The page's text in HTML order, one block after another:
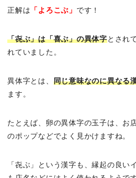
正解は 「よろこぶ」 です！
「㐂ぶ」は「喜ぶ」の異体字とされ
れていました。
異体字とは、 同じ意味なのに異なる
ます。
たとえば、卵の異体字の玉子は、お
のポップなどでよく見かけますね。
「㐂ぶ」という漢字も、縁起の良い